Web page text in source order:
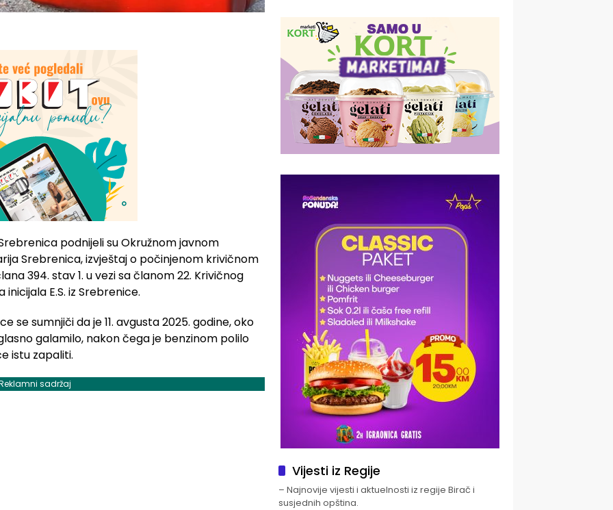
podnijeli su Okružnom javnom
Srebrenica, izvještaj o počinjenom krivičnom
394. stav 1. u vezi sa članom 22. Krivičnog
E.S. iz Srebrenice.
se sumnjiči da je 11. avgusta 2025. godine, oko
galamilo, nakon čega je benzinom polilo
istu zapaliti.
sadržaj
Vijesti iz Regije
– Najnovije vijesti i aktuelnosti iz regije Birač i
susjednih opština.